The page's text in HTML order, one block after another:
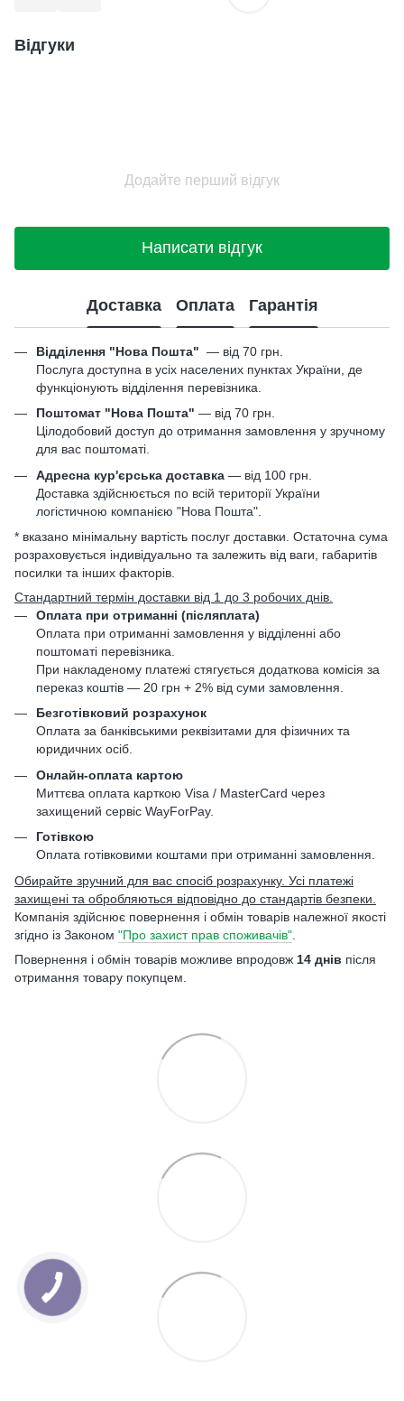
Відгуки
Додайте перший відгук
Написати відгук
Доставка Оплата Гарантія
Відділення "Нова Пошта" — від 70 грн.
Послуга доступна в усіх населених пунктах України, де
функціонують відділення перевізника.
Поштомат "Нова Пошта" — від 70 грн.
Цілодобовий доступ до отримання замовлення у зручному
для вас поштоматі.
Адресна кур'єрська доставка — від 100 грн.
Доставка здійснюється по всій території України
логістичною компанією "Нова Пошта".
* вказано мінімальну вартість послуг доставки. Остаточна сума
розраховується індивідуально та залежить від ваги, габаритів
посилки та інших факторів.
Стандартний термін доставки від 1 до 3 робочих днів.
Оплата при отриманні (післяплата)
Оплата при отриманні замовлення у відділенні або
поштоматі перевізника.
При накладеному платежі стягується додаткова комісія за
переказ коштів — 20 грн + 2% від суми замовлення.
Безготівковий розрахунок
Оплата за банківськими реквізитами для фізичних та
юридичних осіб.
Онлайн-оплата картою
Миттєва оплата карткою Visa / MasterCard через
захищений сервіс WayForPay.
Готівкою
Оплата готівковими коштами при отриманні замовлення.
Обирайте зручний для вас спосіб розрахунку. Усі платежі
захищені та обробляються відповідно до стандартів безпеки.
Компанія здійснює повернення і обмін товарів належної якості
згідно із Законом "Про захист прав споживачів"
Повернення і обмін товарів можливе впродовж 14 днів після
отримання товару покупцем.